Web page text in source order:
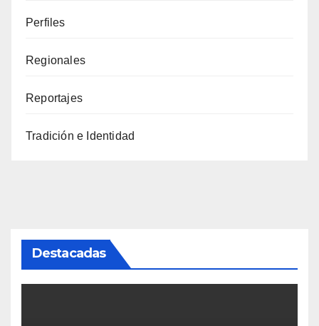
Perfiles
Regionales
Reportajes
Tradición e Identidad
Destacadas